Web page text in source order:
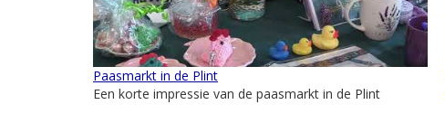
Paasmarkt in de Plint
Een korte impressie van de paasmarkt in de Plint